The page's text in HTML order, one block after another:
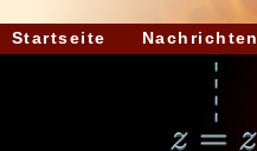
Startseite Nachrichten